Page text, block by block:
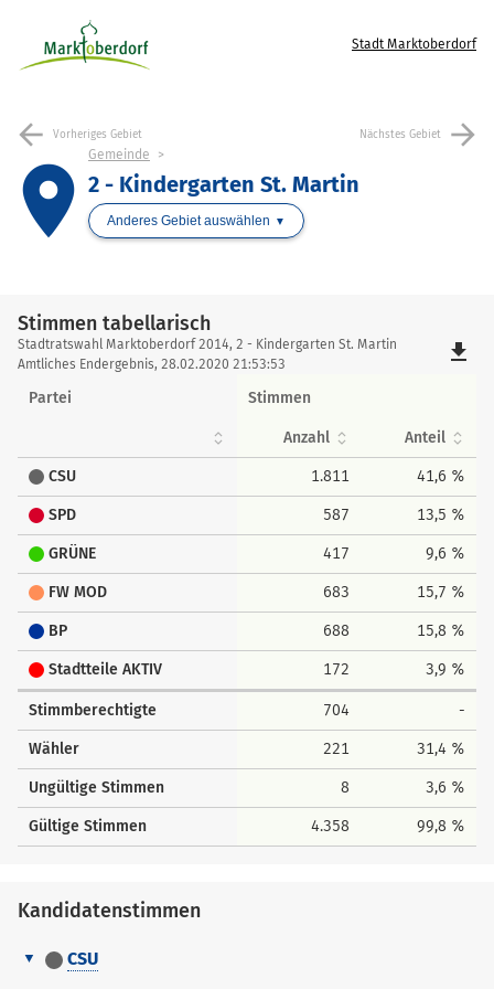
Stadt Marktoberdorf
arrow_back Vorheriges Gebiet Nächstes Gebiet arrow_forward
place
Gemeinde
2 - Kindergarten St. Martin
Anderes Gebiet auswählen
Stimmen tabellarisch
Stimmen
tabellarisch
Stadtratswahl Marktoberdorf 2014, 2 - Kindergarten St. Martin
Amtliches Endergebnis, 28.02.2020 21:53:53
file_download
Partei Stimmen
Anzahl Anteil
CSU 1.811 41,6 %
SPD 587 13,5 %
GRÜNE 417 9,6 %
FW MOD 683 15,7 %
BP 688 15,8 %
Stadtteile AKTIV 172 3,9 %
Stimmberechtigte 704 -
Wähler 221 31,4 %
Ungültige Stimmen 8 3,6 %
Gültige Stimmen 4.358 99,8 %
Kandidatenstimmen
CSU